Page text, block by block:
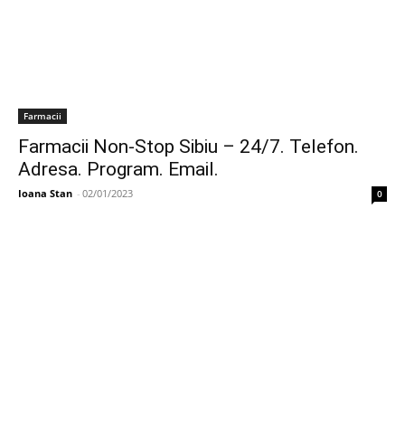
Farmacii
Farmacii Non-Stop Sibiu – 24/7. Telefon.
Adresa. Program. Email.
Ioana Stan - 02/01/2023 0